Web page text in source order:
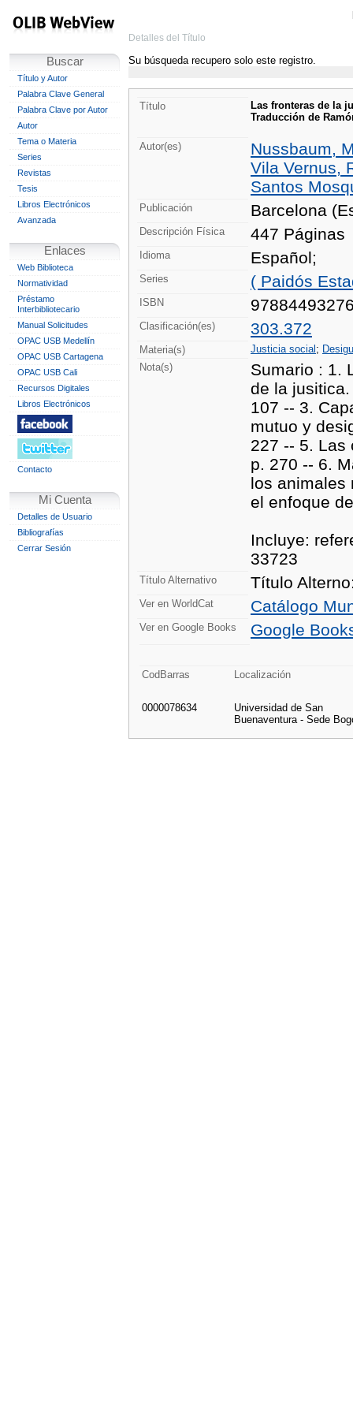
Buscar
Título y Autor
Palabra Clave General
Palabra Clave por Autor
Autor
Tema o Materia
Series
Revistas
Tesis
Libros Electrónicos
Avanzada
Enlaces
Web Biblioteca
Normatividad
Préstamo
Interbibliotecario
Manual Solicitudes
OPAC USB Medellín
OPAC USB Cartagena
OPAC USB Cali
Recursos Digitales
Libros Electrónicos
Contacto
Mi Cuenta
Detalles de Usuario
Bibliografías
Cerrar Sesión
Detalles del Título
Su búsqueda recupero solo este registro.
Título
Las fronteras de la
Traducción de
Autor(es)
Nussbaum,
Vila Vernus,
Santos
Publicación Barcelona
Descripción Física 447 Páginas
Idioma Español;
Series ( Paidós
ISBN
Clasificación(es) 303.372
Materia(s) Justicia social ;
Nota(s)
Sumario : 1.
de la
107 -- 3.
mutuo y
227 -- 5. Las
p. 270 -- 6.
los animales
el enfoque
Incluye:
33723
Título Alternativo Título
Ver en WorldCat Catálogo
Ver en Google Books Google
CodBarras Localización
0000078634
Universidad de San
Buenaventura - Sede